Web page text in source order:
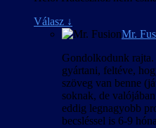
Válasz ↓
Mr.
Gondolkodunk rajta.
gyártani, feltéve,
szöveg van benne
soknak, de
eddig legnagyobb
becsléssel is 6-9